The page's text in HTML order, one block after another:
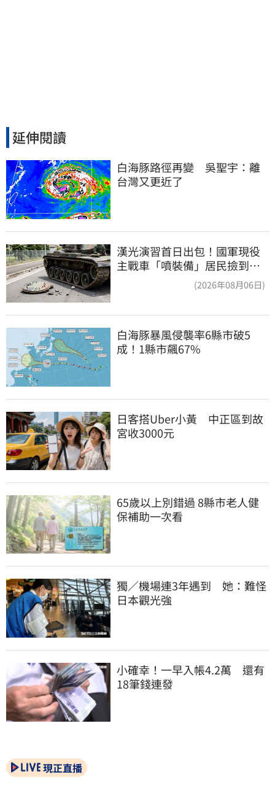
延伸閱讀
白海豚路徑再變　吳聖宇：離
台灣又更近了
漢光演習首日出包！國軍現役
主戰車「噴裝備」居民撿到零
(2026年08月06日)
白海豚暴風侵襲率6縣市破5
成！1縣市飆67%
日客搭Uber小黃　中正區到故
宮收3000元
65歲以上別錯過 8縣市老人健
保補助一次看
獨／機場連3年遇到　她：難怪
日本觀光強
小確幸！一早入帳4.2萬　還有
18筆錢連發
現正直播